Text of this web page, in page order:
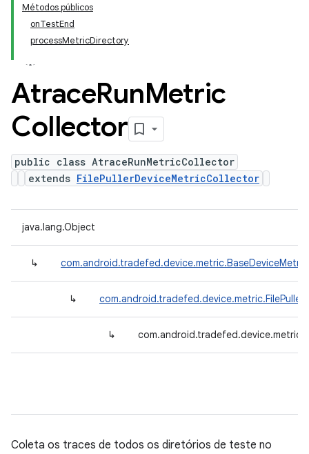
Métodos públicos
onTestEnd
processMetricDirectory
AtraceRunMetric
Collector
public class AtraceRunMetricCollector
extends FilePullerDeviceMetricCollector
java.lang.Object
↳
↳
↳
Coleta os traces de todos os diretórios de teste no